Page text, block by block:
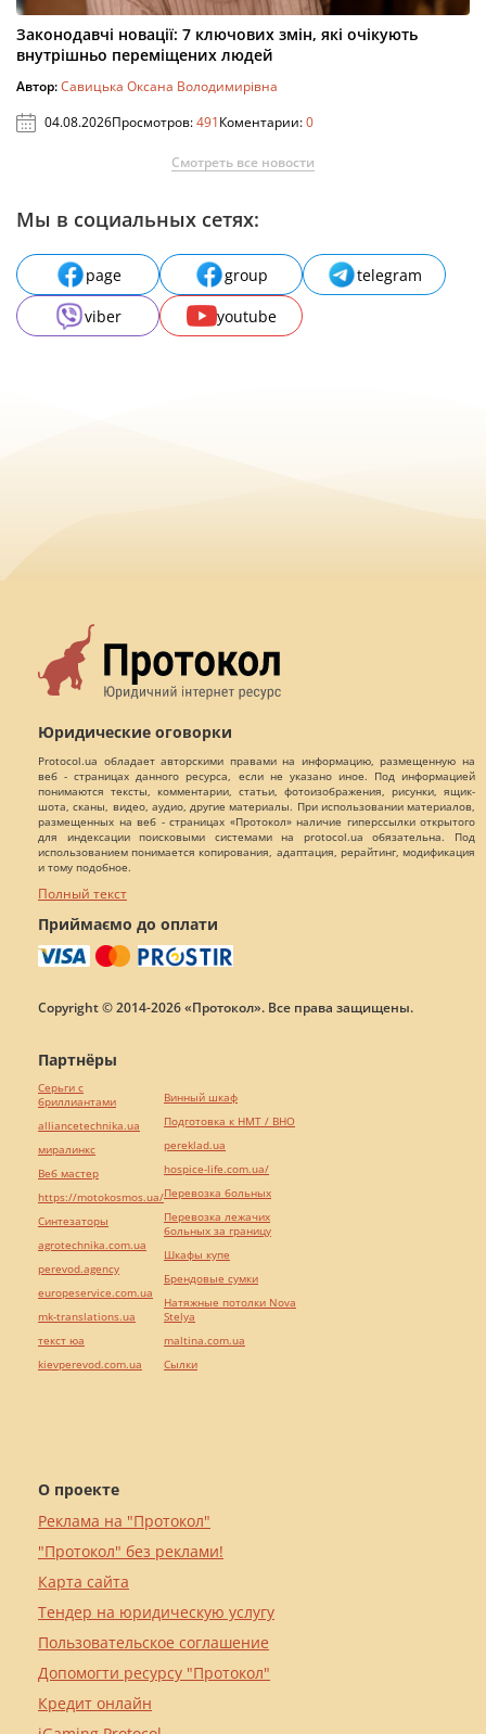
Законодавчі новації: 7 ключових змін, які очікують
внутрішньо переміщених людей
Автор:Савицька Оксана Володимирівна
04.08.2026Просмотров:491Коментарии:0
Смотреть все новости
Мы в социальных сетях:
page group
telegram
viber
youtube
Юридические оговорки
Protocol.ua обладает авторскими правами на информацию, размещенную на
веб - страницах данного ресурса, если не указано иное. Под информацией
понимаются тексты, комментарии, статьи, фотоизображения, рисунки, ящик-
шота, сканы, видео, аудио, другие материалы. При использовании материалов,
размещенных на веб - страницах «Протокол» наличие гиперссылки открытого
для индексации поисковыми системами на protocol.ua обязательна. Под
использованием понимается копирования, адаптация, рерайтинг, модификация
и тому подобное.
Полный текст
Приймаємо до оплати
Copyright © 2014-2026 «Протокол». Все права защищены.
О проекте
Реклама на "Протокол"
"Протокол" без реклами!
Карта сайта
Тендер на юридическую услугу
Пользовательское соглашение
Допомогти ресурсу "Протокол"
Кредит онлайн
Партнёры
Серьги с
бриллиантами
alliancetechnika.ua
миралинкс
Веб мастер
https://motokosmos.ua/
Синтезаторы
agrotechnika.com.ua
perevod.agency
europeservice.com.ua
mk-translations.ua
текст юа
kievperevod.com.ua
Винный шкаф
Подготовка к НМТ / ВНО
pereklad.ua
hospice-life.com.ua/
Перевозка больных
Перевозка лежачих
больных за границу
Шкафы купе
Брендовые сумки
Натяжные потолки Nova
Stelya
maltina.com.ua
Cылки